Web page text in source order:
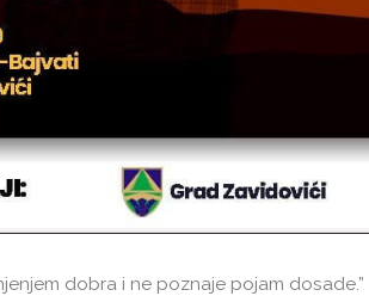
dobra i ne poznaje pojam dosade.”